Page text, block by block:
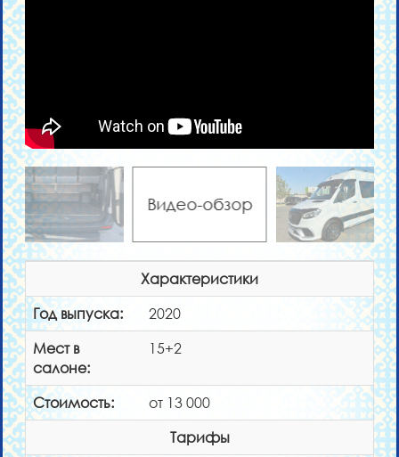
Видео-обзор
Характеристики
Год выпуска:
2020
Мест в
салоне:
15+2
Стоимость:
от 13 000
Тарифы